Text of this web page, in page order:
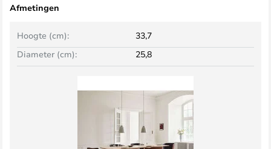
Afmetingen
Hoogte (cm):
33,7
Diameter (cm):
25,8